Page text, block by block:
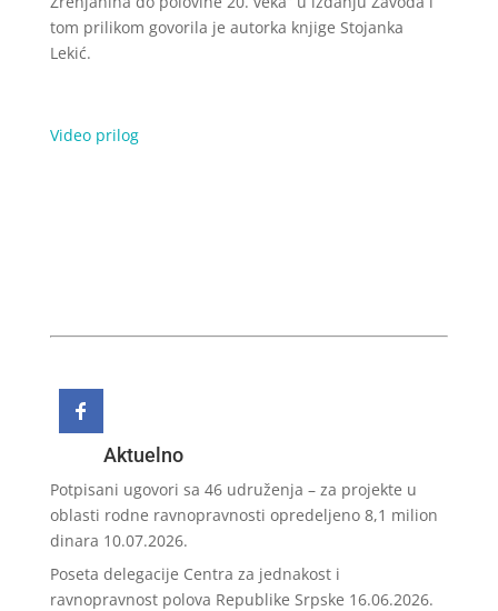
tom prilikom govorila je autorka knjige Stojanka
Lekić.
Video prilog
Aktuelno
Potpisani ugovori sa 46 udruženja – za projekte u
oblasti rodne ravnopravnosti opredeljeno 8,1 milion
dinara 10.07.2026.
Poseta delegacije Centra za jednakost i
ravnopravnost polova Republike Srpske 16.06.2026.